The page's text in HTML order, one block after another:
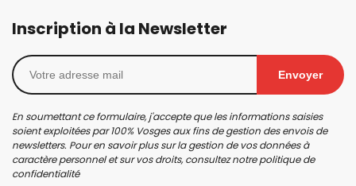
Inscription à la Newsletter
Envoyer
En soumettant ce formulaire, j'accepte que les informations saisies
soient exploitées par 100% Vosges aux fins de gestion des envois de
newsletters. Pour en savoir plus sur la gestion de vos données à
caractère personnel et sur vos droits, consultez notrepolitique de
confidentialité